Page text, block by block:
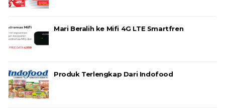
Mari Beralih ke Mifi 4G LTE Smartfren
Produk Terlengkap Dari Indofood